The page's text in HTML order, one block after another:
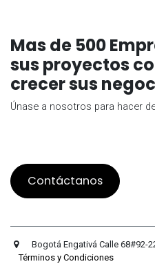
Mas de 500
sus proyectos
crecer sus
Únase a nosotros para hacer
Contáctanos
Bogotá
Términos y Condiciones